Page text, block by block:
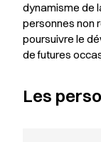
dynamisme de
personnes non
poursuivre le
de futures
Les